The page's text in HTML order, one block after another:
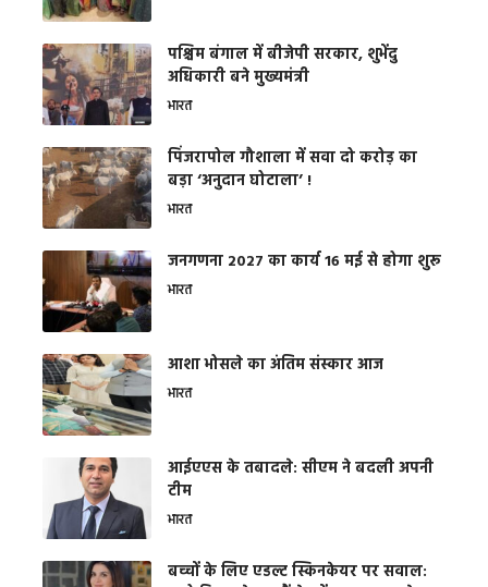
पश्चिम बंगाल में बीजेपी सरकार, शुभेंदु
अधिकारी बने मुख्यमंत्री
भारत
​पिंजरापोल गौशाला में सवा दो करोड़ का
बड़ा ‘अनुदान घोटाला’ !
भारत
जनगणना 2027 का कार्य 16 मई से होगा शुरू
भारत
आशा भोसले का अंतिम संस्कार आज
भारत
आईएएस के तबादले: सीएम ने बदली अपनी
टीम
भारत
बच्चों के लिए एडल्ट स्किनकेयर पर सवाल: